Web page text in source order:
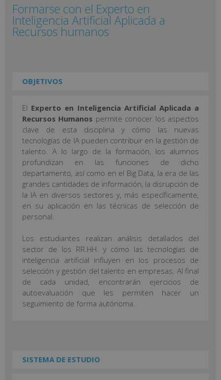
Formarse con el Experto en
Inteligencia Artificial Aplicada a
Recursos humanos
OBJETIVOS
El Experto en Inteligencia Artificial Aplicada a
Recursos Humanos permite conocer los aspectos
clave de esta disciplina y cómo las nuevas
tecnologías de IA pueden contribuir en la gestión de
talento. A lo largo de la formación, los alumnos
profundizan en las funciones de dicho
departamento, así como en el Big Data, la era de las
grandes cantidades de información, la disrupción de
la IA en diversos sectores y, más específicamente,
en su aplicación en las técnicas de selección de
personal.
Los estudiantes realizan análisis detallados del
sector de los RR.HH. y cómo las tecnologías de
inteligencia artificial influyen en los procesos de
selección y gestión del talento en empresas. Al final
de cada unidad, encontrarán ejercicios de
autoevaluación que les permiten hacer un
seguimiento de forma autónoma.
SISTEMA DE ESTUDIO